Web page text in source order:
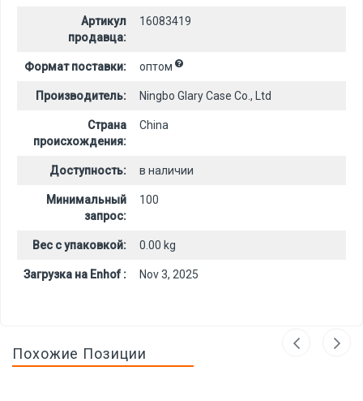
Артикул
продавца:
16083419
Формат поставки: оптом
Производитель: Ningbo Glary Case Co., Ltd
Страна
происхождения:
China
Доступность: в наличии
Минимальный
запрос:
100
Вес с упаковкой: 0.00 kg
Загрузка на Enhof : Nov 3, 2025
Похожие Позиции